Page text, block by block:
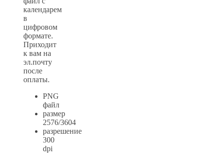
календарем
в
цифровом
формате.
Приходит
к вам на
эл.почту
после
оплаты.
PNG
файл
размер
2576/3604
разрешение
300
dpi